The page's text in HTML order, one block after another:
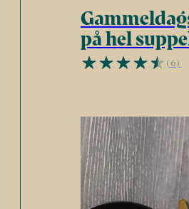
på hel
(6)